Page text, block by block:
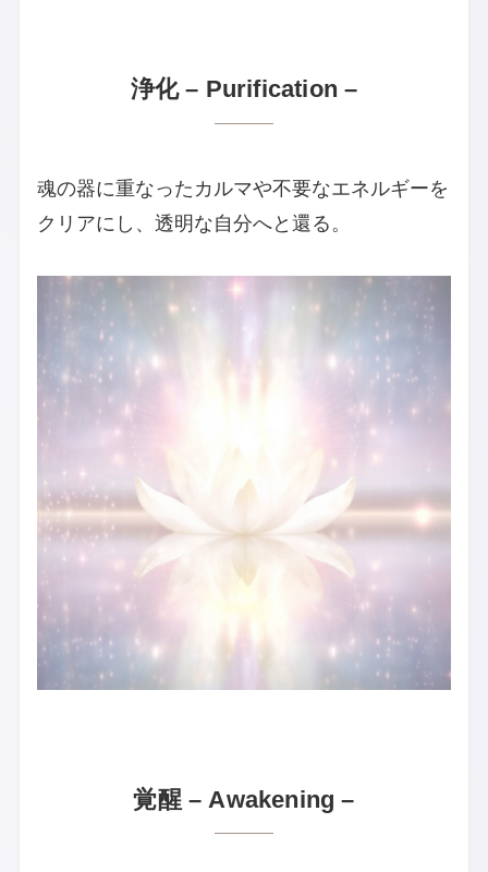
浄化 – Purification –
魂の器に重なったカルマや不要なエネルギーを
クリアにし、透明な自分へと還る。
覚醒 – Awakening –